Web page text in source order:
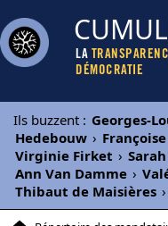
LA
DÉMOCRATIE
Ils buzzent : Georges-
Hedebouw ›
Virginie Firket ›
Ann Van Damme ›
Thibaut de Maisières ›